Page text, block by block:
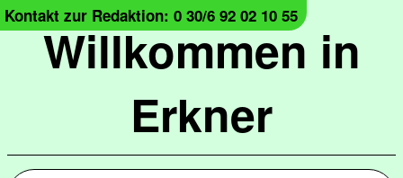
Willkommen in
Erkner
Kontakt zur Redaktion: 0 30/6 92 02 10 55